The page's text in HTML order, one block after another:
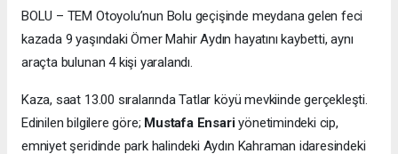
BOLU – TEM Otoyolu’nun Bolu geçişinde meydana gelen feci
kazada 9 yaşındaki Ömer Mahir Aydın hayatını kaybetti, aynı
araçta bulunan 4 kişi yaralandı.
Kaza, saat 13.00 sıralarında Tatlar köyü mevkiinde gerçekleşti.
Edinilen bilgilere göre; Mustafa Ensariyönetimindeki cip,
emniyet şeridinde park halindeki Aydın Kahraman idaresindeki